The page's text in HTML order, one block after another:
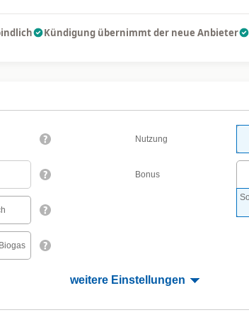
Kündigung übernimmt der neue Anbieter